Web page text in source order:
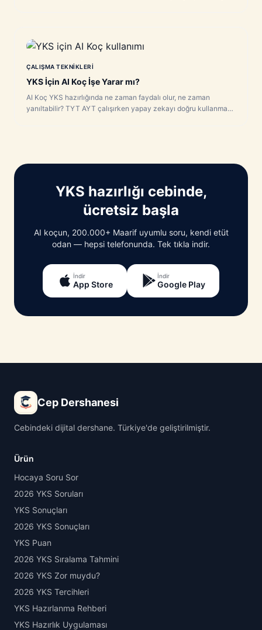
ÇALIŞMA TEKNIKLERI
YKS İçin AI Koç İşe Yarar mı?
AI Koç YKS hazırlığında ne zaman faydalı olur, ne zaman
yanıltabilir? TYT AYT çalışırken yapay zekayı doğru kullanma
YKS hazırlığı cebinde,
ücretsiz başla
AI koçun, 200.000+ Maarif uyumlu soru, kendi etüt
odan — hepsi telefonunda. Tek tıkla indir.
İndir
App Store
İndir
Google Play
Cep Dershanesi
Cebindeki dijital dershane. Türkiye'de geliştirilmiştir.
Ürün
Hocaya Soru Sor
2026 YKS Soruları
YKS Sonuçları
2026 YKS Sonuçları
YKS Puan
2026 YKS Sıralama Tahmini
2026 YKS Zor muydu?
2026 YKS Tercihleri
YKS Hazırlanma Rehberi
YKS Hazırlık Uygulaması